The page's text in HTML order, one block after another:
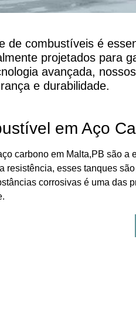
de combustíveis é
projetados para
avançada,
e durabilidade.
em Aço
carbono em Malta,PB são
resistência, esses tanques
corrosivas é uma das